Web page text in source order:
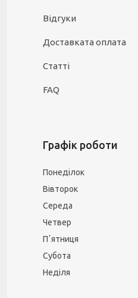
Відгуки
Доставката оплата
Статті
FAQ
Графік роботи
Понеділок
Вівторок
Середа
Четвер
Пʼятниця
Субота
Неділя